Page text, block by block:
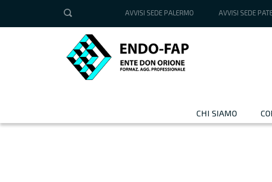
AVVISI SEDE PALERMO AVVISI SEDE
CHI SIAMO